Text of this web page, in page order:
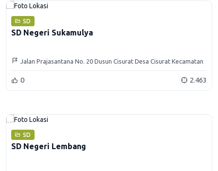
SD
SD Negeri Sukamulya
Jalan Prajasantana No. 20 Dusun Cisurat Desa Cisurat Kecamatan
Wado Kabupaten Sumedang
0 2.463
SD
SD Negeri Lembang